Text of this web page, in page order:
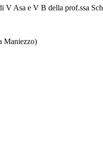
V Asa e V B della prof.ssa
Maniezzo)